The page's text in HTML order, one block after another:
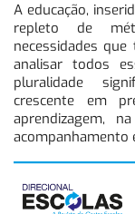
A educação,
repleto de
necessidades
analisar todos
pluralidade
crescente em
aprendizagem,
acompanhamento